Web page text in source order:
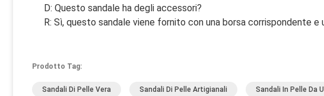
D: Questo sandale ha degli accessori?
R: Sì, questo sandale viene fornito con una borsa corrispondente e
Prodotto Tag:
Sandali Di Pelle Vera Sandali Di Pelle Artigianali Sandali In Pelle Da